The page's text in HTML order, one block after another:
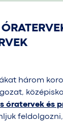
három
óratervek és